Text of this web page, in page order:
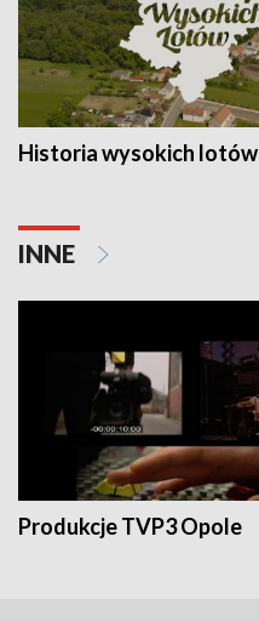
Historia wysokich lotów
INNE
Produkcje TVP3 Opole